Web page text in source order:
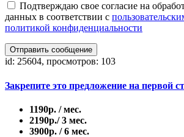
Подтверждаю свое согласие на
данных в соответствии с
политикой конфиденциальности
Отправить сообщение
id: 25604, просмотров: 103
Закрепите это предложение на первой
1190р. / мес.
2190р./ 3 мес.
3900р. / 6 мес.